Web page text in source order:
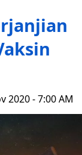
2020 - 7:00 AM